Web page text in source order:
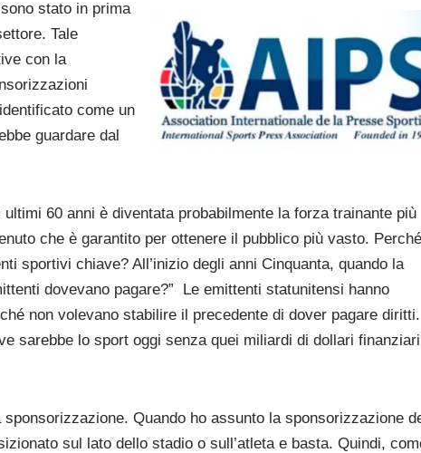
stato in prima
Tale
con la
come un
guardare dal
60 anni è diventata probabilmente la forza trainante più
che è garantito per ottenere il pubblico più vasto.
sportivi chiave? All’inizio degli anni Cinquanta, quando la
dovevano pagare?”
Le emittenti statunitensi hanno
non volevano stabilire il precedente di dover pagare
sarebbe lo sport oggi senza quei miliardi di dollari finanziari
Quando ho assunto la sponsorizzazione
sul lato dello stadio o sull’atleta e basta. Quindi,